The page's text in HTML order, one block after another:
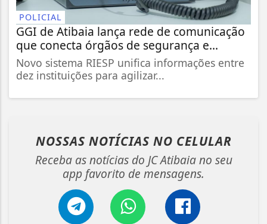
POLICIAL
GGI de Atibaia lança rede de comunicação
que conecta órgãos de segurança e...
Novo sistema RIESP unifica informações entre
dez instituições para agilizar...
NOSSAS NOTÍCIAS NO CELULAR
Receba as notícias do JC Atibaia no seu
app favorito de mensagens.